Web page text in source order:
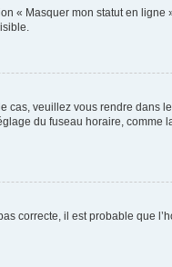
« Masquer mon statut en
veuillez vous rendre
du fuseau horaire, comme
correcte, il est probable que